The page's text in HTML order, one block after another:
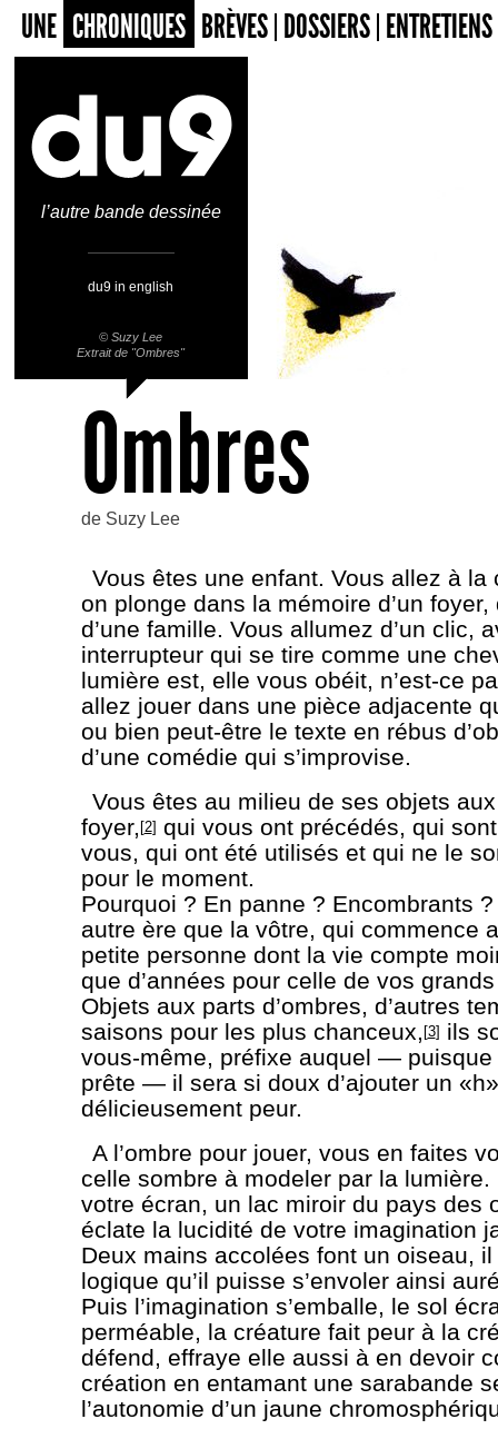
UNE CHRONIQUES BRÈVES DOSSIERS ENTRETIENS
l’autre bande dessinée
du9 in english
© Suzy Lee
Extrait de "Ombres"
Ombres
de Suzy Lee
Vous êtes une enfant. Vous allez à la
on plonge dans la mémoire d’un foyer,
d’une famille. Vous allumez d’un clic,
interrupteur qui se tire comme une
lumière est, elle vous obéit, n’est-ce
allez jouer dans une pièce adjacente
ou bien peut-être le texte en rébus
d’une comédie qui s’improvise.
Vous êtes au milieu de ses objets
foyer, [2] qui vous ont précédés, qui
vous, qui ont été utilisés et qui ne le
pour le moment.
Pourquoi ? En panne ? Encombrants ?
autre ère que la vôtre, qui commence
petite personne dont la vie compte
que d’années pour celle de vos
Objets aux parts d’ombres, d’autres
saisons pour les plus chanceux, [3] ils
vous-même, préfixe auquel — puisque
prête — il sera si doux d’ajouter un
délicieusement peur.
A l’ombre pour jouer, vous en faites
celle sombre à modeler par la lumière.
votre écran, un lac miroir du pays des
éclate la lucidité de votre imagination
Deux mains accolées font un oiseau,
logique qu’il puisse s’envoler ainsi
Puis l’imagination s’emballe, le sol
perméable, la créature fait peur à la
défend, effraye elle aussi à en devoir
création en entamant une sarabande
l’autonomie d’un jaune